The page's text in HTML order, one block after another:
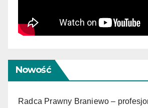
Nowość
Radca Prawny Braniewo –